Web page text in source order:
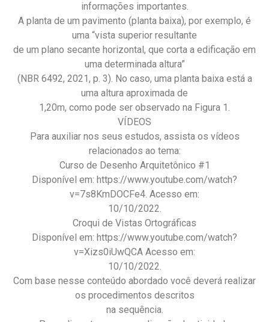
informações importantes.
A planta de um pavimento (planta baixa), por exemplo, é
uma “vista superior resultante
de um plano secante horizontal, que corta a edificação em
uma determinada altura”
(NBR 6492, 2021, p. 3). No caso, uma planta baixa está a
uma altura aproximada de
1,20m, como pode ser observado na Figura 1.
VÍDEOS
Para auxiliar nos seus estudos, assista os vídeos
relacionados ao tema:
Curso de Desenho Arquitetônico #1
Disponível em: https://www.youtube.com/watch?
v=7s8KmDOCFe4. Acesso em:
10/10/2022.
Croqui de Vistas Ortográficas
Disponível em: https://www.youtube.com/watch?
v=Xizs0iUwQCA Acesso em:
10/10/2022.
Com base nesse conteúdo abordado você deverá realizar
os procedimentos descritos
na sequência.